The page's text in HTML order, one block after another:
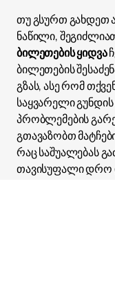
თუ გსურთ გახდეთ
ნაწილი,
ბილეთების ყიდვა
ბილეთების
გზას, ასე რომ
საყვარელი
პრობლემების
გთავაზობთ
რაც საშუალებას
თავისუფალი დრო